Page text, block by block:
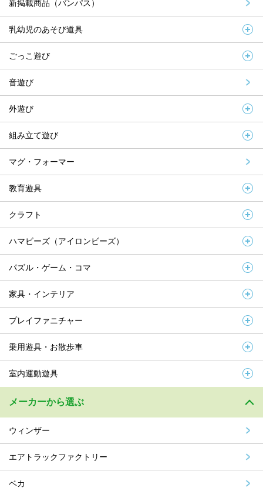
新掲載商品（バンパス）
乳幼児のあそび道具
ごっこ遊び
音遊び
外遊び
組み立て遊び
マグ・フォーマー
教育遊具
クラフト
ハマビーズ（アイロンビーズ）
パズル・ゲーム・コマ
家具・インテリア
プレイファニチャー
乗用遊具・お散歩車
室内運動遊具
メーカーから選ぶ
ウィンザー
エアトラックファクトリー
ベカ